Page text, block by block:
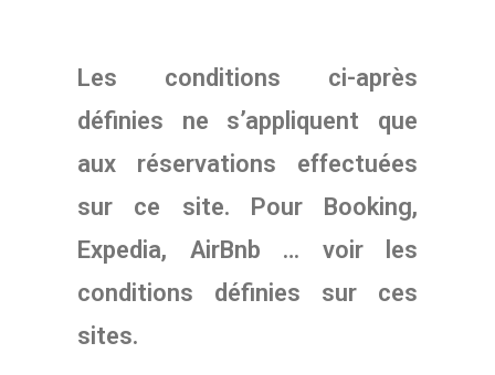
Les conditions ci-après
définies ne s’appliquent que
aux réservations effectuées
sur ce site. Pour Booking,
Expedia, AirBnb … voir les
conditions définies sur ces
sites.